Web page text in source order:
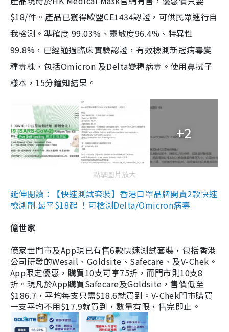
$18/件。產品已獲得歐盟CE1434認證，可供民眾進行自
我檢測。準確度 99.03%、靈敏度96.4%、特異性
99.8%，已經通過臨床實驗認證，有效檢測新冠病毒變
種毒株，包括Omicron 及Delta變種病毒。使用鼻拭子
樣本，15分鐘知結果。
+2
點擊圖片放大
延伸閱讀：【快速測試套裝】香港口罩品牌開賣2款快速
檢測劑 最平$18起 ！可檢測Delta/Omicron病毒
億世家
億家世門市及App現已有售6款快速測試套裝，包括香港
公司研發的Wesail、Goldsite、Safecare、及V-Chek。
App限定優惠，購買10支可享75折，而門市則10支8
折。現凡於App購買Safecare及Goldsite，售價低至
$186.7，平均每支只需$18.6就買到。V-Chek門市購買
一支平均不用$17.9就買到，數量有限，售完即止。